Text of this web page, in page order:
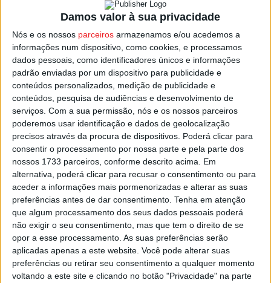
Damos valor à sua privacidade
Nós e os nossos parceiros armazenamos e/ou acedemos a
informações num dispositivo, como cookies, e processamos
dados pessoais, como identificadores únicos e informações
padrão enviadas por um dispositivo para publicidade e
conteúdos personalizados, medição de publicidade e
conteúdos, pesquisa de audiências e desenvolvimento de
serviços. Com a sua permissão, nós e os nossos parceiros
poderemos usar identificação e dados de geolocalização
precisos através da procura de dispositivos. Poderá clicar para
consentir o processamento por nossa parte e pela parte dos
nossos 1733 parceiros, conforme descrito acima. Em
alternativa, poderá clicar para recusar o consentimento ou para
aceder a informações mais pormenorizadas e alterar as suas
preferências antes de dar consentimento. Tenha em atenção
que algum processamento dos seus dados pessoais poderá
não exigir o seu consentimento, mas que tem o direito de se
opor a esse processamento. As suas preferências serão
aplicadas apenas a este website. Você pode alterar suas
preferências ou retirar seu consentimento a qualquer momento
voltando a este site e clicando no botão "Privacidade" na parte
O atual terceiro classificado da Liga de futsal, vice-
campeão nacional e detentor da Taça de Portugal, foi
para o intervalo a vencer por 3-0 e no segundo tempo
dilatou o resultado até aos 9-0 finais.
A formação viseense foca agora todas as atenções no
Campeonato Nacional da III Divisão, para já para o que
resta da I Fase, onde lideram a Série B só com vitórias,
bem encaminhados para puderem vir a lutar pela subida
de divisão, o objetivo assumido para a atua época
desportiva de futsal.
Esta e outras notícias para ouvir na Estação Diária – 96.8
FM ou emwww.968.fm
Pub